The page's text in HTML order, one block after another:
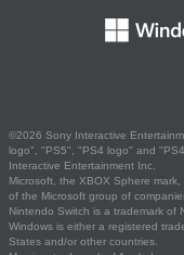
©2026 Sony Interactive
logo", "PS5", "PS4 logo" and
Interactive Entertainment Inc.
Microsoft, the XBOX Sphere
of the Microsoft group of
Nintendo Switch is a trademark of
Windows is either a registered
States and/or other countries.